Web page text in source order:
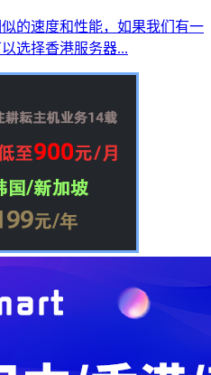
的速度和性能，如果我们有一
选择香港服务器...